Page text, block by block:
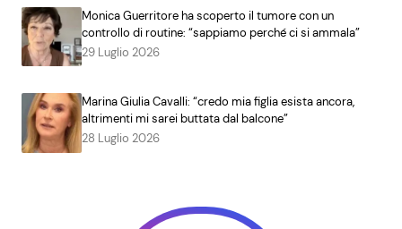
Monica Guerritore ha scoperto il tumore con un
controllo di routine: “sappiamo perché ci si ammala”
29 Luglio 2026
Marina Giulia Cavalli: “credo mia figlia esista ancora,
altrimenti mi sarei buttata dal balcone”
28 Luglio 2026